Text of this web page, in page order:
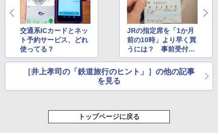
交通系ICカードとネッ
ト予約サービス、どれ
使ってる？
JRの指定席を「1か月
前の10時」より早く買
うには？ 事前受付と
早期予約を知っておこ
う
［井上孝司の「鉄道旅行のヒント」］の他の記事
を見る
トップページに戻る